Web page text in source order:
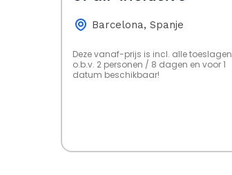
Barcelona, Spanje
Deze vanaf-prijs is incl. alle toeslagen
o.b.v. 2 personen / 8 dagen en voor 1
datum beschikbaar!